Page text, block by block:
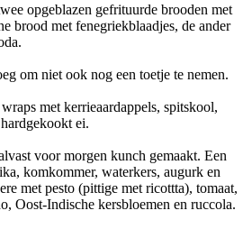
opgeblazen gefrituurde brooden met
brood met fenegriekblaadjes, de ander
om niet ook nog een toetje te nemen.
met kerrieaardappels, spitskool,
ei.
voor morgen kunch gemaakt. Een
komkommer, waterkers, augurk en
met pesto (pittige met ricottta), tomaat,
Oost-Indische kersbloemen en ruccola.